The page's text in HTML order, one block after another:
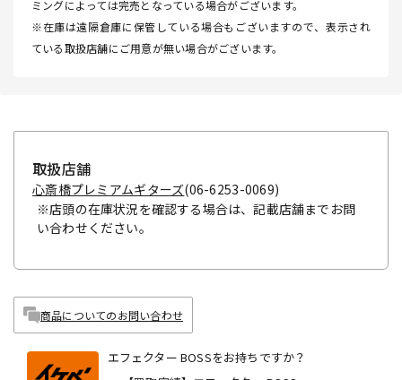
ミングによっては完売となっている場合がございます。
※在庫は遠隔倉庫に保管している場合もございますので、表示され
ている取扱店舗にご用意が無い場合がございます。
取扱店舗
心斎橋プレミアムギターズ(06-6253-0069)
※店頭の在庫状況を確認する場合は、記載店舗までお問
い合わせください。
商品についてのお問い合わせ
エフェクター BOSSをお持ちですか？